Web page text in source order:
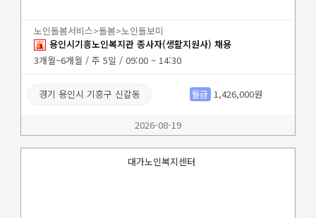
노인돌봄서비스>돌봄>노인돌보미
용인시기흥노인복지관 종사자(생활지원사) 채용
3개월~6개월 / 주 5일 / 09:00 ~ 14:30
경기 용인시 기흥구 신갈동 월급 1,426,000원
2026-08-19
대가노인복지센터